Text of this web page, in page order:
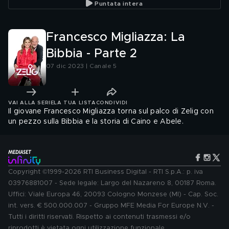
Puntata intera
Francesco Migliazza: La
Bibbia - Parte 2
07 dic 2023 | Canale 5
VAI ALLA SERIE LA TUA LISTA CONDIVIDI
Il giovane Francesco Migliazza torna sul palco di Zelig con
un pezzo sulla Bibbia e la storia di Caino e Abele.
Copyright ©1999-2026 RTI Business Digital - RTI S.p.A.: p. iva
03976881007 - Sede legale: Largo del Nazareno 8, 00187 Roma.
Uffici: Viale Europa 46, 20093 Cologno Monzese (MI) - Cap. Soc.
int. vers. € 500.000.007 - Gruppo MFE Media For Europe N.V. -
Tutti i diritti riservati. Rispetto ai contenuti trasmessi e/o